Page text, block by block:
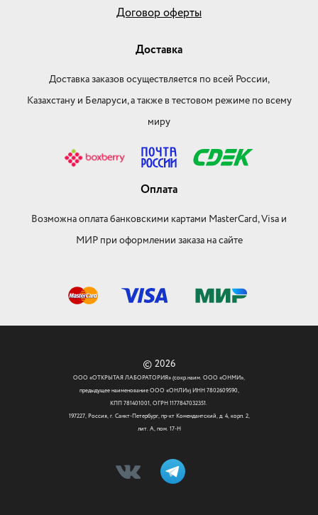
Договор оферты
Доставка
Доставка заказов осуществляется по всей России,
Казахстану и Беларуси, а также в тестовом режиме по всему
миру
Оплата
Возможна оплата банковскими картами MasterCard, Visa и
МИР при оформлении заказа на сайте
© 2026
ООО «ОТКРЫТАЯ ЛАБОРАТОРИЯ» (сокр.наим. ООО «ОНМИ»,
предыдущее наименование ООО «ОНЛИ») ИНН 7802609590,
КПП 781401001, ОГРН 1177847032351.
197227, Россия, г. Санкт-Петербург, пр-кт Комендантский, д. 4, корп. 2,
лит. А, пом. 17-Н